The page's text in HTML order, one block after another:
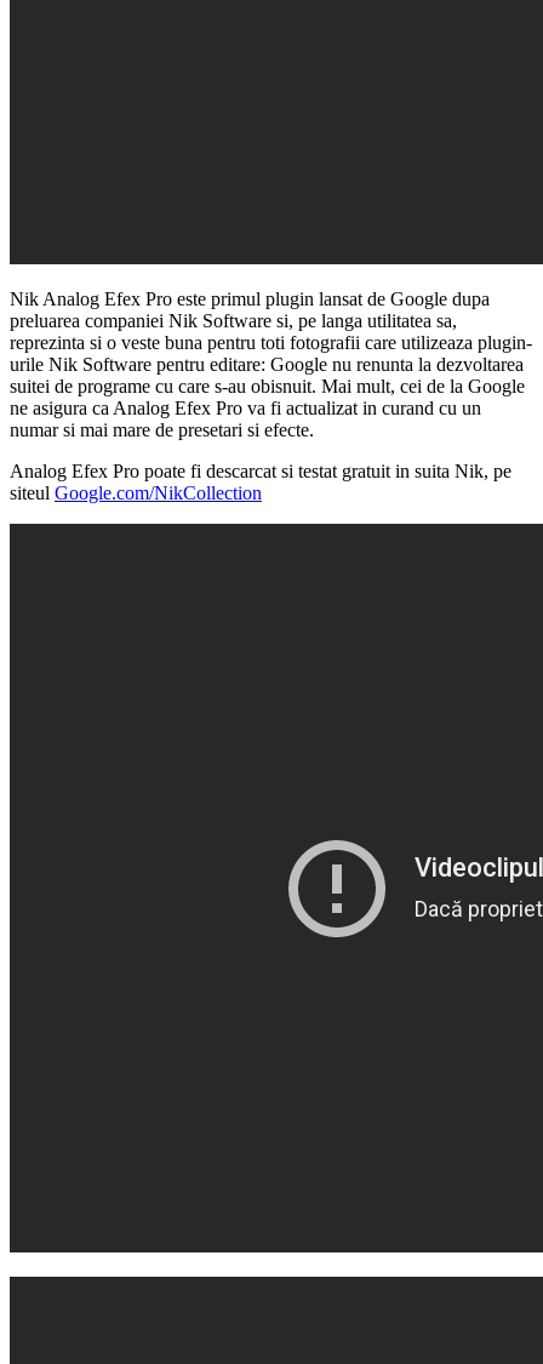
Nik Analog Efex Pro este primul plugin lansat de Google dupa
preluarea companiei Nik Software si, pe langa utilitatea sa,
reprezinta si o veste buna pentru toti fotografii care utilizeaza plugin-
urile Nik Software pentru editare: Google nu renunta la dezvoltarea
suitei de programe cu care s-au obisnuit. Mai mult, cei de la Google
ne asigura ca Analog Efex Pro va fi actualizat in curand cu un
numar si mai mare de presetari si efecte.
Analog Efex Pro poate fi descarcat si testat gratuit in suita Nik, pe
siteul Google.com/NikCollection